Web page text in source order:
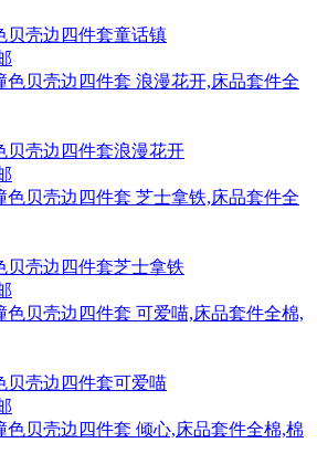
贝壳边四件套童话镇
贝壳边四件套浪漫花开
贝壳边四件套芝士拿铁
贝壳边四件套可爱喵